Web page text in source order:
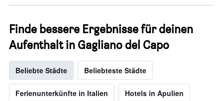
Finde bessere Ergebnisse für deinen
Aufenthalt in Gagliano del Capo
Beliebte Städte Beliebteste Städte
Ferienunterkünfte in Italien Hotels in Apulien